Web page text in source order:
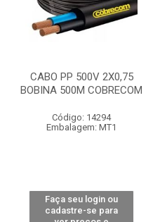
CABO PP 500V 2X0,75
BOBINA 500M COBRECOM
Código: 14294
Embalagem: MT1
Faça seu login ou
cadastre-se para